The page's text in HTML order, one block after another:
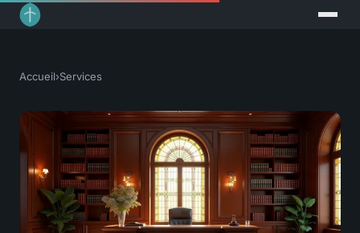
Accueil›Services